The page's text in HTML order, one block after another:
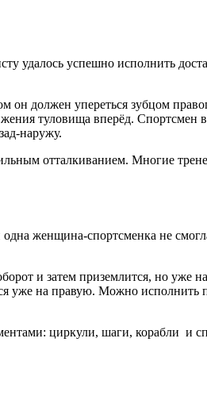
удалось успешно исполнить
должен упереться зубцом
туловища вперёд. Спортсмен
наружу.
отталкиванием. Многие
женщина-спортсменка не
и затем приземлится, но уже
уже на правую. Можно исполнить
циркули, шаги, корабли и